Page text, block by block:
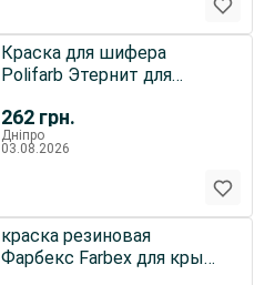
262 грн.
Краска для шифера
Polifarb Этернит для
цементной черепиц
Дніпро
03.08.2026
краска резиновая
Фарбекс Farbex для крыш